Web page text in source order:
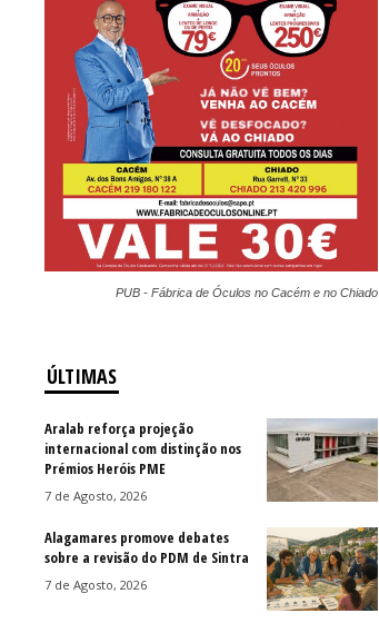
PUB - Fábrica de Óculos no Cacém e no Chiado
ÚLTIMAS
Aralab reforça projeção
internacional com distinção nos
Prémios Heróis PME
7 de Agosto, 2026
Alagamares promove debates
sobre a revisão do PDM de Sintra
7 de Agosto, 2026